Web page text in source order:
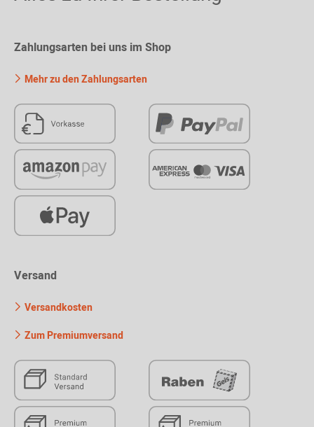
Zahlungsarten bei uns im Shop
Mehr zu den Zahlungsarten
Versand
Versandkosten
Zum Premiumversand